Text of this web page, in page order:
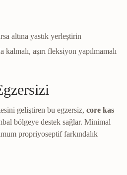
altına yastık yerleştirin
aşırı fleksiyon yapılmamalı
geliştiren bu egzersiz, core kas
bölgeye destek sağlar. Minimal
propriyoseptif farkındalık